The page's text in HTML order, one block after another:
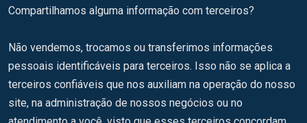
Compartilhamos alguma informação com terceiros?
Não vendemos, trocamos ou transferimos informações
pessoais identificáveis ​​para terceiros. Isso não se aplica a
terceiros confiáveis ​​que nos auxiliam na operação do nosso
site, na administração de nossos negócios ou no